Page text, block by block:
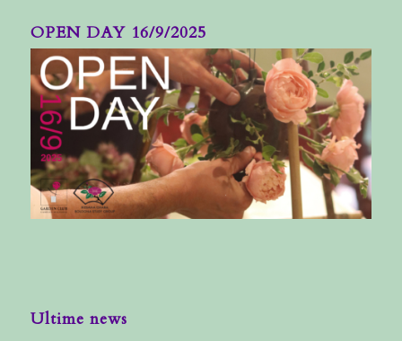
OPEN DAY 16/9/2025
Ultime news